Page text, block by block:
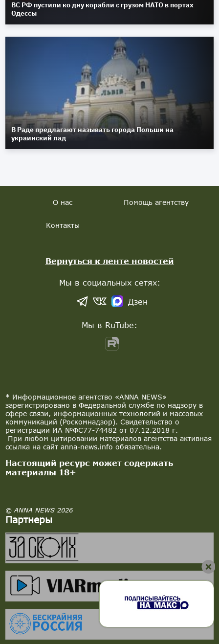
ВС РФ пустили ко дну корабли с грузом НАТО в портах
Одессы
В Раде предлагают называть города Польши на
украинский лад
* Информационное агентство «ANNA NEWS»
зарегистрировано в Федеральной службе по надзору в
сфере связи, информационных технологий и массовых
коммуникаций (Роскомнадзор). Свидетельство о
регистрации ИА №ФС77-74482 от 07.12.2018 г.
При любом цитировании материалов агентства активная
ссылка на сайт anna-news.info обязательна.
Настоящий ресурс может содержать
материалы 18+
© ANNA NEWS 2026
Партнеры
О нас Помощь агентству
Контакты
Вернуться к ленте новостей
Мы в социальных сетях:
Дзен
Мы в RuTube: